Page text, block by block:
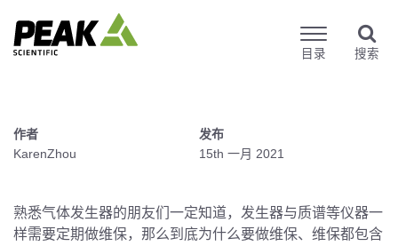
目录 搜索
作者
KarenZhou
发布
15th 一月 2021
熟悉气体发生器的朋友们一定知道，发生器与质谱等仪器一
样需要定期做维保，那么到底为什么要做维保、维保都包含